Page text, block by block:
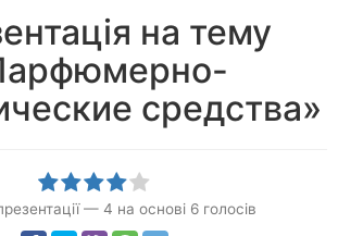
t
на тему
средства»
— 4 на основі 6голосів